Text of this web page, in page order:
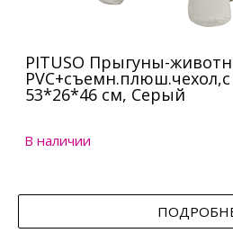
PITUSO Прыгуны-
53*26*46 см, Серый
В наличии